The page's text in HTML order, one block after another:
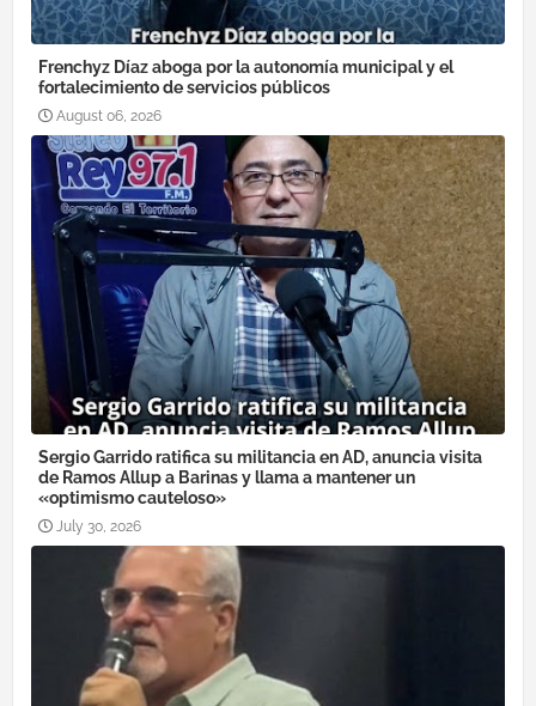
Frenchyz Díaz aboga por la autonomía municipal y el
fortalecimiento de servicios públicos
August 06, 2026
Sergio Garrido ratifica su militancia en AD, anuncia visita
de Ramos Allup a Barinas y llama a mantener un
«optimismo cauteloso»
July 30, 2026